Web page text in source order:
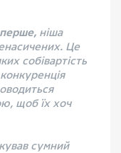
ніша
Це
собівартість
щоб їх хоч
сумний